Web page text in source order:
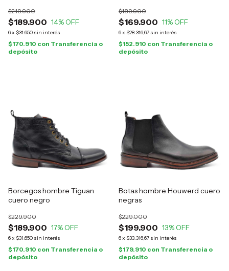
$189.900
$219.900
14% OFF
6x $31.650 sin interés
$170.910 con Transferencia o
depósito
$169.900
$189.900
11% OFF
6x $28.316,67 sin interés
$152.910 con Transferencia o
depósito
Borcegos hombre Tiguan
cuero negro
$189.900
$229.900
17% OFF
6x $31.650 sin interés
$170.910 con Transferencia o
depósito
Botas hombre Houwerd cuero
negras
$199.900
$229.000
13% OFF
6x $33.316,67 sin interés
$179.910 con Transferencia o
depósito